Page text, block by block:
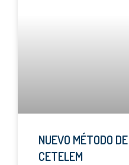
NUEVO MÉTODO
CETELEM